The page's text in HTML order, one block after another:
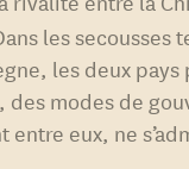
les secousses
les deux pays
des modes de
entre eux, ne